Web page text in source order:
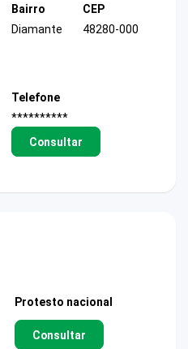
Bairro
Diamante
CEP
48280-000
Telefone
**********
Consultar
Protesto nacional
Consultar